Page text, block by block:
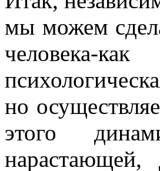
мы можем
человека-
но
этого
нарастающей,